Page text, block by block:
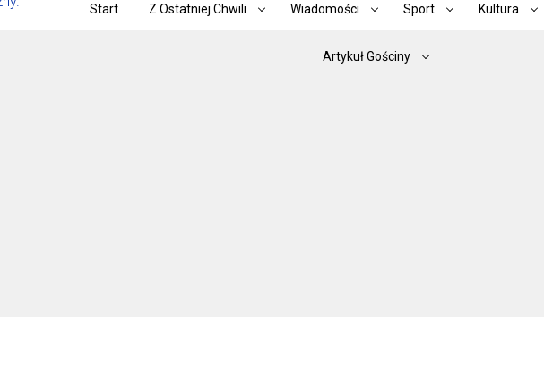
Start Z Ostatniej Chwili Wiadomości Sport Kultura
Artykuł Gościny